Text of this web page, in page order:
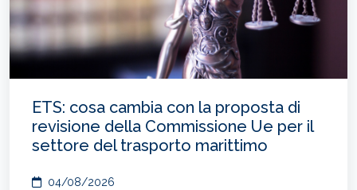
ETS: cosa cambia con la proposta di
revisione della Commissione Ue per il
settore del trasporto marittimo
04/08/2026